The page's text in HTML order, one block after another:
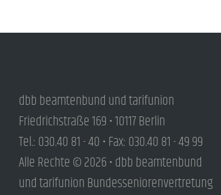
dbb beamtenbund und tarifunion
Friedrichstraße 169 • 10117 Berlin
Tel.: 030.40 81 - 40 • Fax: 030.40 81 - 49 99
Alle Rechte © 2026 • dbb beamtenbund
und tarifunion Bundesseniorenvertretung